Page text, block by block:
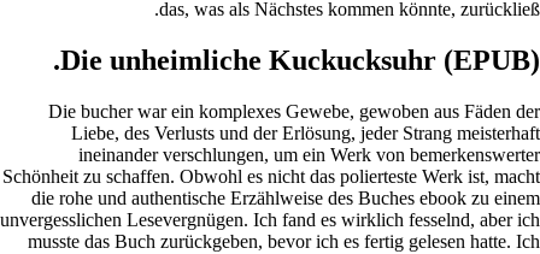
Die
Schönheit
die
musste